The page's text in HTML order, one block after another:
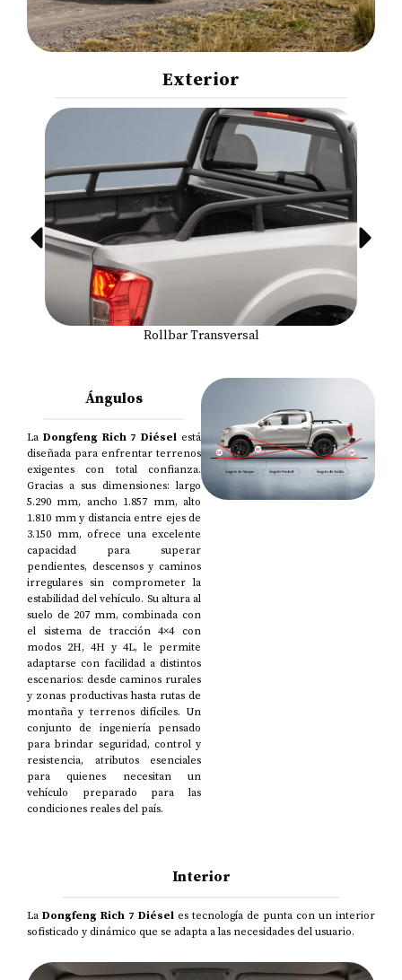
Exterior
Rollbar Transversal
Ángulos
La Dongfeng Rich 7 Diésel está
diseñada para enfrentar terrenos
exigentes con total confianza.
Gracias a sus dimensiones: largo
5.290 mm, ancho 1.857 mm, alto
1.810 mm y distancia entre ejes de
3.150 mm, ofrece una excelente
capacidad para superar
pendientes, descensos y caminos
irregulares sin comprometer la
estabilidad del vehículo. Su altura al
suelo de 207 mm, combinada con
el sistema de tracción 4×4 con
modos 2H, 4H y 4L, le permite
adaptarse con facilidad a distintos
escenarios: desde caminos rurales
y zonas productivas hasta rutas de
montaña y terrenos difíciles. Un
conjunto de ingeniería pensado
para brindar seguridad, control y
resistencia, atributos esenciales
para quienes necesitan un
vehículo preparado para las
condiciones reales del país.
Interior
La Dongfeng Rich 7 Diésel es tecnología de punta con un interior
sofisticado y dinámico que se adapta a las necesidades del usuario.